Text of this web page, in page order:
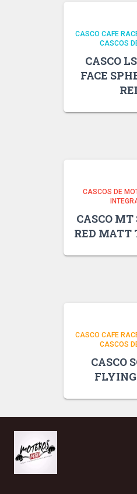
CASCO CAFE
CASCOS
CASCO
FACE
CASCOS DE
CASCO
RED MATT
CASCO CAFE
CASCOS
CASCO